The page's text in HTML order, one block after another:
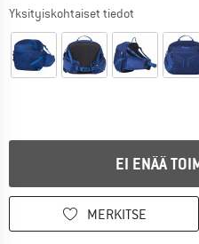
Yksityiskohtaiset tiedot
EI ENÄÄ
MERKITSE